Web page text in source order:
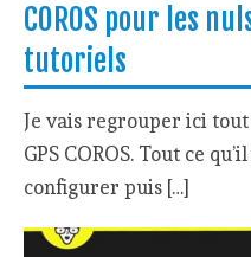
COROS pour les
tutoriels
Je vais regrouper ici
GPS COROS. Tout ce
configurer puis […]